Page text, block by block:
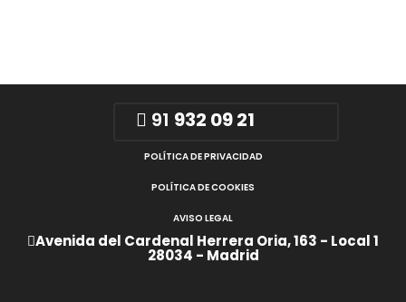
91 932 09 21
POLÍTICA DE PRIVACIDAD
POLÍTICA DE COOKIES
AVISO LEGAL
Avenida del Cardenal Herrera Oria, 163 - Local 1
28034 - Madrid